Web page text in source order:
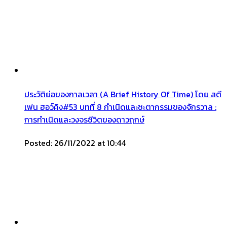
ประวัติย่อของกาลเวลา (A Brief History Of Time) โดย สตี
เฟน ฮอว์คิง#53 บทที่ 8 กำเนิดและชะตากรรมของจักรวาล :
การกำเนิดและวงจรชีวิตของดาวฤกษ์
Posted: 26/11/2022 at 10:44